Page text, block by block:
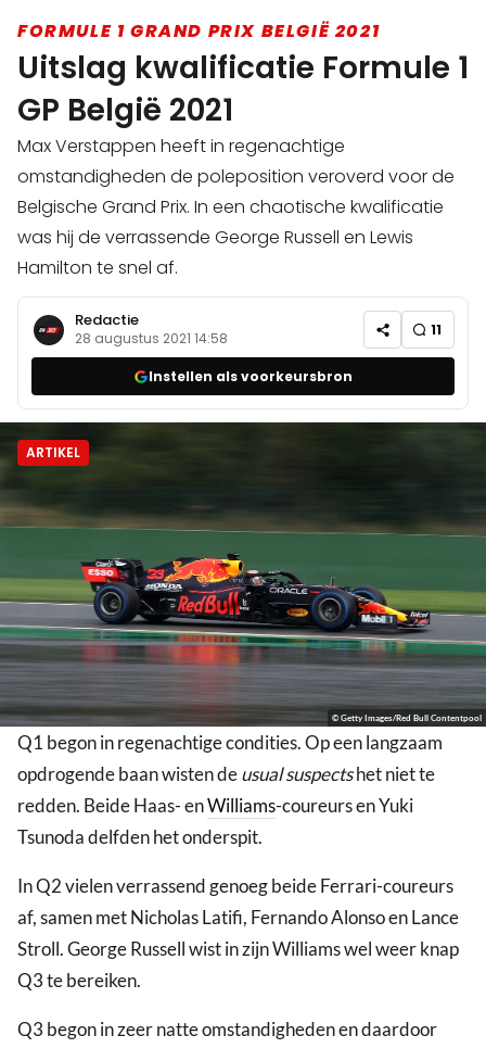
FORMULE 1 GRAND PRIX BELGIË 2021
Uitslag kwalificatie Formule 1
GP België 2021
Max Verstappen heeft in regenachtige
omstandigheden de poleposition veroverd voor de
Belgische Grand Prix. In een chaotische kwalificatie
was hij de verrassende George Russell en Lewis
Hamilton te snel af.
Redactie
28 augustus 2021 14:58 11
Instellen als voorkeursbron
ARTIKEL
© Getty Images/Red Bull Contentpool
Q1 begon in regenachtige condities. Op een langzaam
opdrogende baan wisten deusual suspectshet niet te
redden. Beide Haas- enWilliams-coureurs en Yuki
Tsunoda delfden het onderspit.
In Q2 vielen verrassend genoeg beide Ferrari-coureurs
af, samen met Nicholas Latifi, Fernando Alonso en Lance
Stroll. George Russell wist in zijn Williams wel weer knap
Q3 te bereiken.
Q3 begon in zeer natte omstandigheden en daardoor